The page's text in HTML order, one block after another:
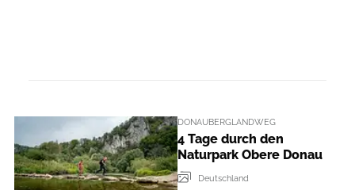
DONAUBERGLANDWEG
4 Tage durch den
Naturpark Obere Donau
Deutschland